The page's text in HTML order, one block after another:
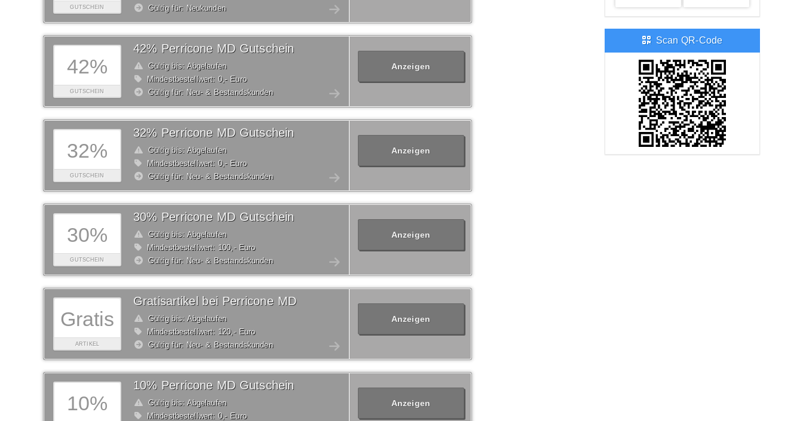
GUTSCHEIN
Gültig für: Neukunden
42%
GUTSCHEIN
42% Perricone MD Gutschein
Gültig bis: Abgelaufen
Mindestbestellwert: 0,- Euro
Gültig für: Neu- & Bestandskunden
Anzeigen
32%
GUTSCHEIN
32% Perricone MD Gutschein
Gültig bis: Abgelaufen
Mindestbestellwert: 0,- Euro
Gültig für: Neu- & Bestandskunden
Anzeigen
30%
GUTSCHEIN
30% Perricone MD Gutschein
Gültig bis: Abgelaufen
Mindestbestellwert: 100,- Euro
Gültig für: Neu- & Bestandskunden
Anzeigen
Gratis
ARTIKEL
Gratisartikel bei Perricone MD
Gültig bis: Abgelaufen
Mindestbestellwert: 120,- Euro
Gültig für: Neu- & Bestandskunden
Anzeigen
10%
10% Perricone MD Gutschein
Gültig bis: Abgelaufen
Mindestbestellwert: 0,- Euro
Anzeigen
Scan QR-Code